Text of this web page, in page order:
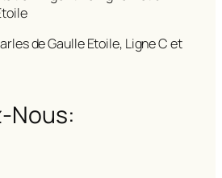
de Gaulle Etoile, Ligne C et
Nous: